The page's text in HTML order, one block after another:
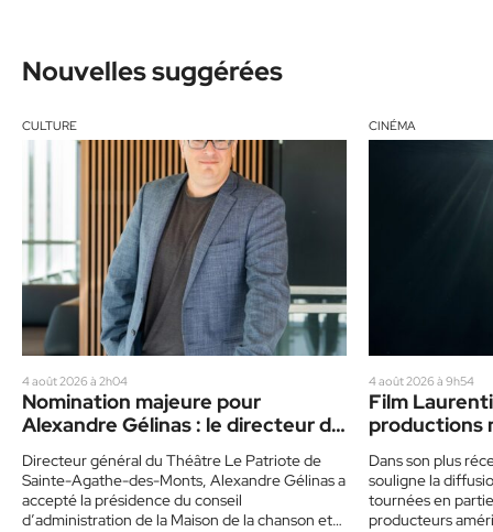
Nouvelles suggérées
CULTURE
4 août 2026 à 2h04
Nomination majeure pour
Alexandre Gélinas : le directeur du
Maison de la chanson du Québec
Directeur général du Théâtre Le Patriote de
Sainte-Agathe-des-Monts, Alexandre Gélinas a
accepté la présidence du conseil
d’administration de la Maison de la chanson et
CINÉMA
4 août 2026 à 9h54
Film
productions
Dans son plus
souligne la
tournées en
producteurs